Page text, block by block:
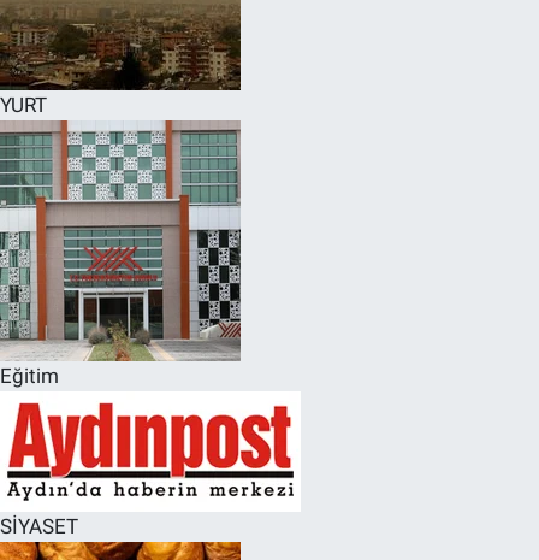
YURT
Eğitim
SİYASET